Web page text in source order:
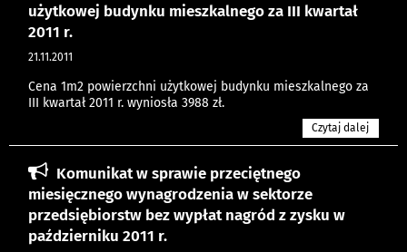
użytkowej budynku mieszkalnego za III kwartał
2011 r.
21.11.2011
Cena 1m2 powierzchni użytkowej budynku mieszkalnego za
III kwartał 2011 r. wyniosła 3988 zł.
Czytaj dalej
Komunikat w sprawie przeciętnego
miesięcznego wynagrodzenia w sektorze
przedsiębiorstw bez wypłat nagród z zysku w
październiku 2011 r.